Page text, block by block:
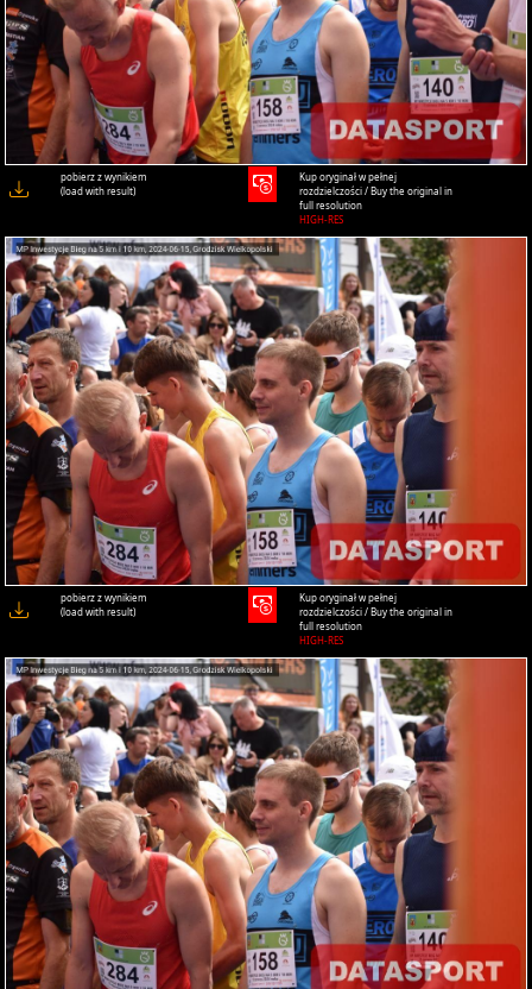
pobierz z wynikiem
(load with result)
Kup oryginał w pełnej
rozdzielczości / Buy the original in
full resolution
HIGH-RES
pobierz z wynikiem
(load with result)
Kup oryginał w pełnej
rozdzielczości / Buy the original in
full resolution
HIGH-RES